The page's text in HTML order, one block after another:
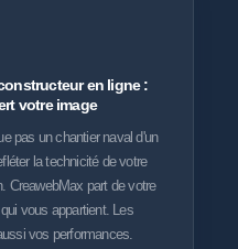
en ligne :
votre image
pas un chantier naval d'un
la technicité de votre
CreawebMax part de votre
vous appartient. Les
vos performances.